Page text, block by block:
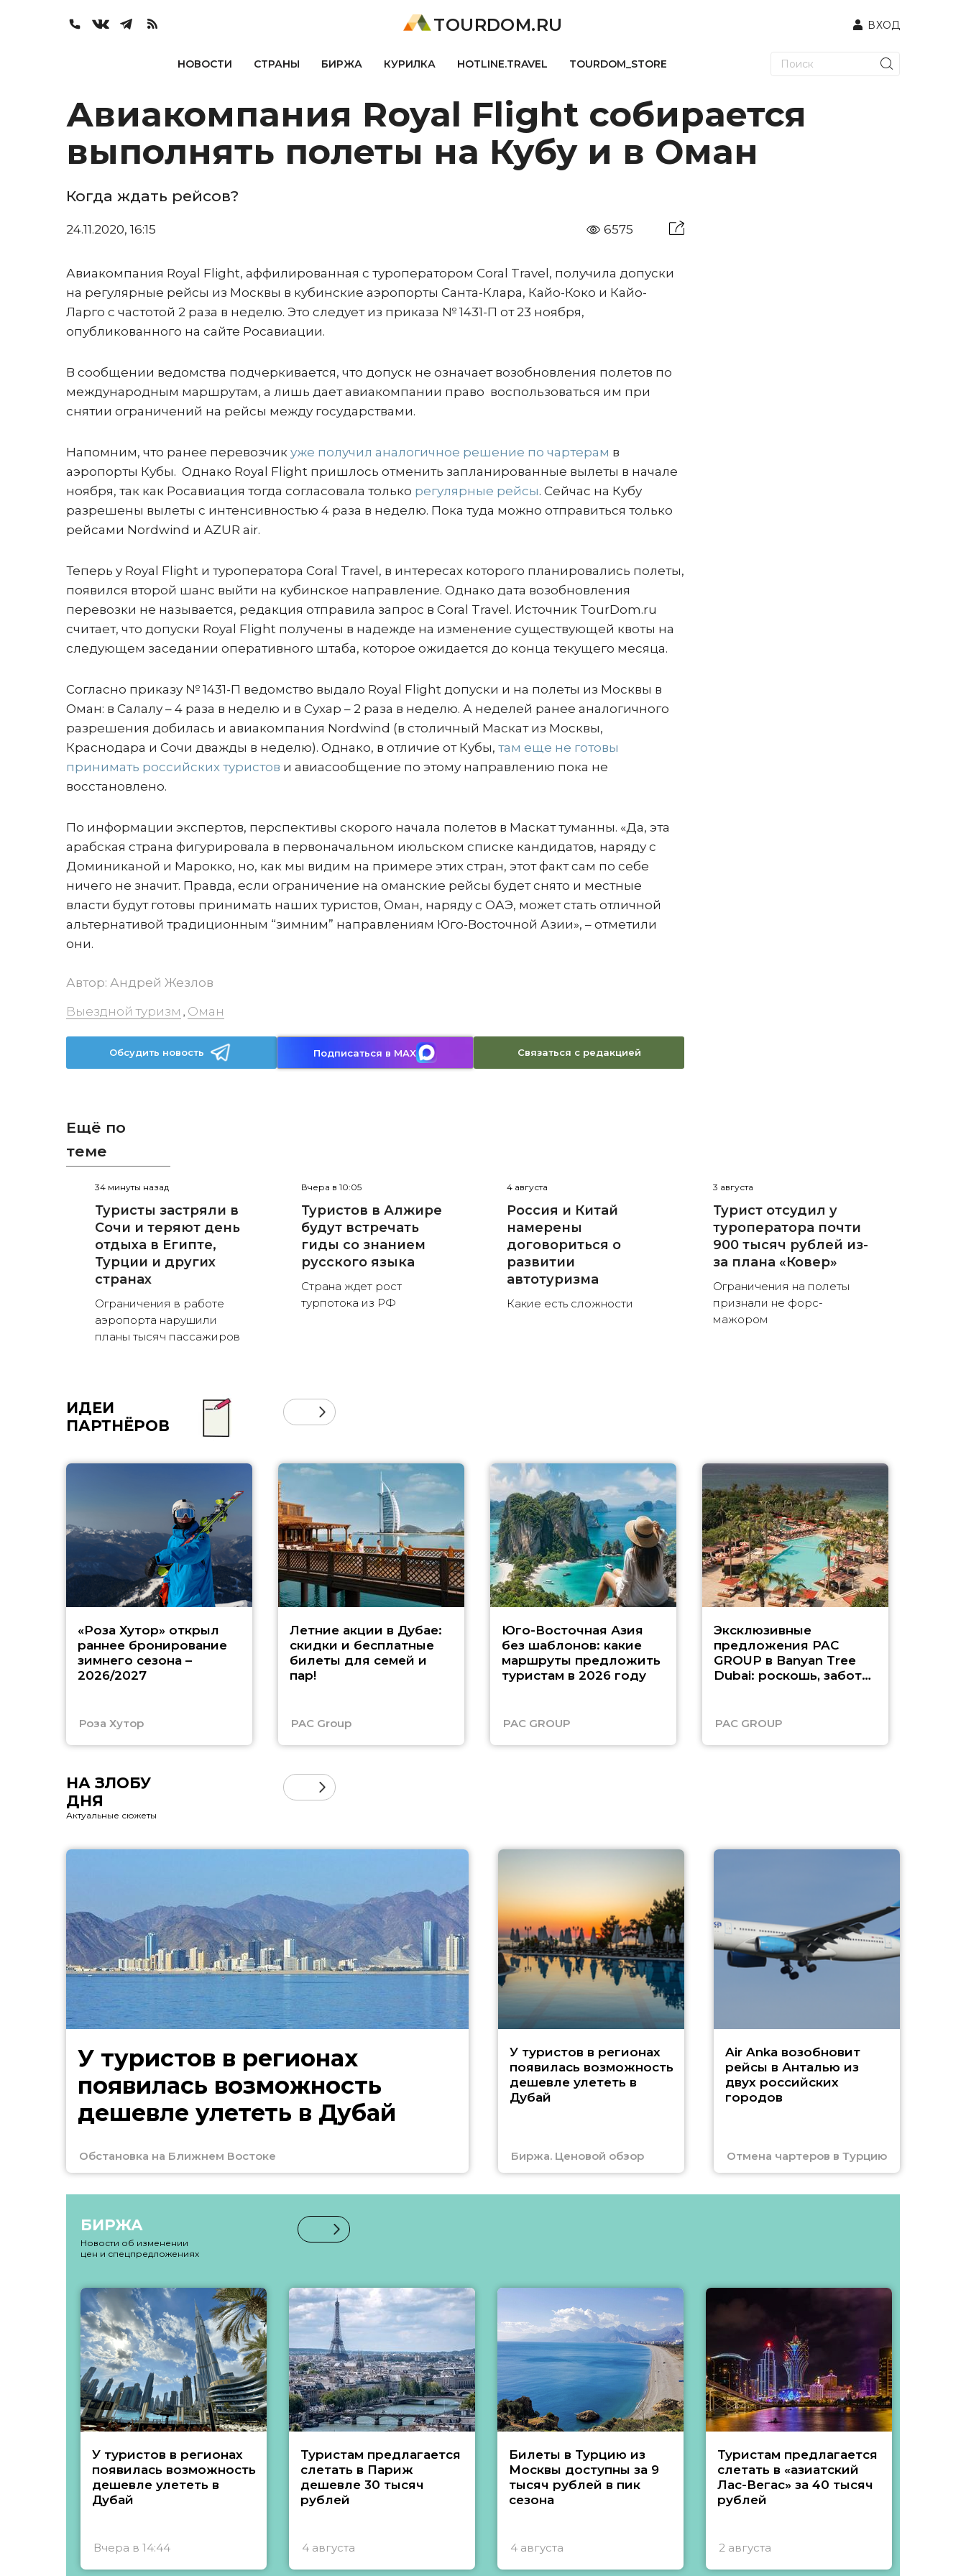
TOURDOM.RU ВХОД
НОВОСТИ СТРАНЫ БИРЖА КУРИЛКА HOTLINE.TRAVEL TOURDOM_STORE
Авиакомпания Royal Flight собирается
выполнять полеты на Кубу и в Оман
Когда ждать рейсов?
24.11.2020, 16:15 6575
Авиакомпания Royal Flight, аффилированная с туроператором Coral Travel, получила допуски
на регулярные рейсы из Москвы в кубинские аэропорты Санта-Клара, Кайо-Коко и Кайо-
Ларго с частотой 2 раза в неделю. Это следует из приказа № 1431-П от 23 ноября,
опубликованного на сайте Росавиации.
В сообщении ведомства подчеркивается, что допуск не означает возобновления полетов по
международным маршрутам, а лишь дает авиакомпании право воспользоваться им при
снятии ограничений на рейсы между государствами.
Напомним, что ранее перевозчик уже получил аналогичное решение по чартерам в
аэропорты Кубы. Однако Royal Flight пришлось отменить запланированные вылеты в начале
ноября, так как Росавиация тогда согласовала только регулярные рейсы. Сейчас на Кубу
разрешены вылеты с интенсивностью 4 раза в неделю. Пока туда можно отправиться только
рейсами Nordwind и AZUR air.
Теперь у Royal Flight и туроператора Coral Travel, в интересах которого планировались полеты,
появился второй шанс выйти на кубинское направление. Однако дата возобновления
перевозки не называется, редакция отправила запрос в Coral Travel. Источник TourDom.ru
считает, что допуски Royal Flight получены в надежде на изменение существующей квоты на
следующем заседании оперативного штаба, которое ожидается до конца текущего месяца.
Согласно приказу № 1431-П ведомство выдало Royal Flight допуски и на полеты из Москвы в
Оман: в Салалу – 4 раза в неделю и в Сухар – 2 раза в неделю. А неделей ранее аналогичного
разрешения добилась и авиакомпания Nordwind (в столичный Маскат из Москвы,
Краснодара и Сочи дважды в неделю). Однако, в отличие от Кубы, там еще не готовы
принимать российских туристов и авиасообщение по этому направлению пока не
восстановлено.
По информации экспертов, перспективы скорого начала полетов в Маскат туманны. «Да, эта
арабская страна фигурировала в первоначальном июльском списке кандидатов, наряду с
Доминиканой и Марокко, но, как мы видим на примере этих стран, этот факт сам по себе
ничего не значит. Правда, если ограничение на оманские рейсы будет снято и местные
власти будут готовы принимать наших туристов, Оман, наряду с ОАЭ, может стать отличной
альтернативой традиционным “зимним” направлениям Юго-Восточной Азии», – отметили
они.
Автор: Андрей Жезлов
Выездной туризм , Оман
Обсудить новость Подписаться в MAX Связаться с редакцией
Ещё по
теме
34 минуты назад
Туристы застряли в
Сочи и теряют день
отдыха в Египте,
Турции и других
странах
Ограничения в работе
аэропорта нарушили
планы тысяч пассажиров
Вчера в 10:05
Туристов в Алжире
будут встречать
гиды со знанием
русского языка
Страна ждет рост
турпотока из РФ
4 августа
Россия и Китай
намерены
договориться о
развитии
автотуризма
Какие есть сложности
3 августа
Турист отсудил у
туроператора почти
900 тысяч рублей из-
за плана «Ковер»
Ограничения на полеты
признали не форс-
мажором
ИДЕИ
ПАРТНЁРОВ
«Роза Хутор» открыл
раннее бронирование
зимнего сезона –
2026/2027
Роза Хутор
Летние акции в Дубае:
скидки и бесплатные
билеты для семей и
пар!
PAC Group
Юго-Восточная Азия
без шаблонов: какие
маршруты предложить
туристам в 2026 году
PAC GROUP
Эксклюзивные
предложения PAC
GROUP в Banyan Tree
Dubai: роскошь, забота
PAC GROUP
НА ЗЛОБУ
ДНЯ
Актуальные сюжеты
У туристов в регионах
появилась возможность
дешевле улететь в Дубай
Обстановка на Ближнем Востоке
У туристов в регионах
появилась возможность
дешевле улететь в
Дубай
Биржа. Ценовой обзор
Air Anka возобновит
рейсы в Анталью из
двух российских
городов
Отмена чартеров в Турцию
БИРЖА
Новости об изменении
цен и спецпредложениях
У туристов в регионах
появилась возможность
дешевле улететь в
Дубай
Вчера в 14:44
Туристам предлагается
слетать в Париж
дешевле 30 тысяч
рублей
4 августа
Билеты в Турцию из
Москвы доступны за 9
тысяч рублей в пик
сезона
4 августа
Туристам предлагается
слетать в «азиатский
Лас-Вегас» за 40 тысяч
рублей
2 августа